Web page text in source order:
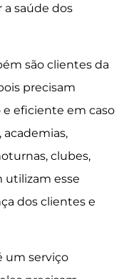
a saúde dos
são clientes da
precisam
eficiente em caso
clubes,
utilizam esse
dos clientes e
um serviço